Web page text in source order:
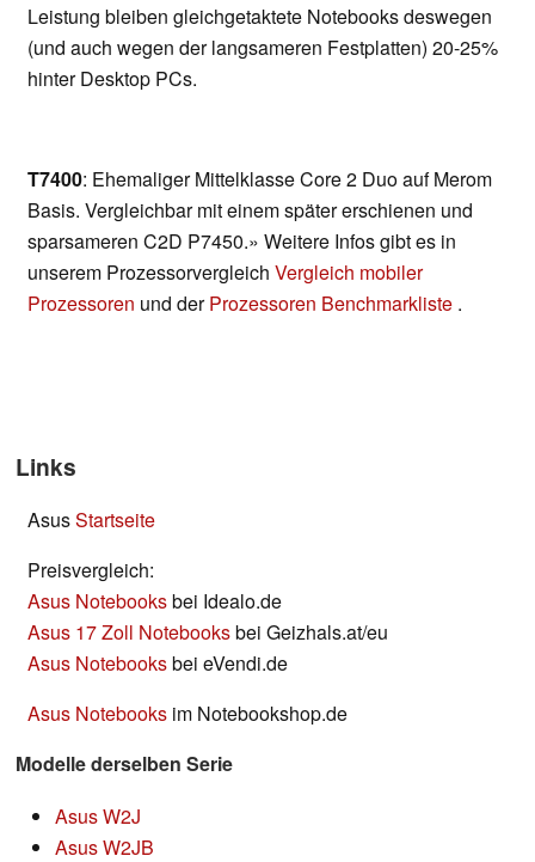
Leistung bleiben gleichgetaktete Notebooks deswegen
(und auch wegen der langsameren Festplatten) 20-25%
hinter Desktop PCs.
T7400: Ehemaliger Mittelklasse Core 2 Duo auf Merom
Basis. Vergleichbar mit einem später erschienen und
sparsameren C2D P7450.» Weitere Infos gibt es in
unserem Prozessorvergleich Vergleich mobiler
Prozessoren und derProzessoren Benchmarkliste .
Links
AsusStartseite
Preisvergleich:
Asus Notebooksbei Idealo.de
Asus 17 Zoll Notebooksbei Geizhals.at/eu
Asus Notebooksbei eVendi.de
Asus Notebooks im Notebookshop.de
Modelle derselben Serie
Asus W2J
Asus W2JB